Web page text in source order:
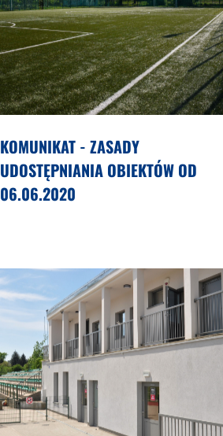
KOMUNIKAT - ZASADY
UDOSTĘPNIANIA OBIEKTÓW OD
06.06.2020